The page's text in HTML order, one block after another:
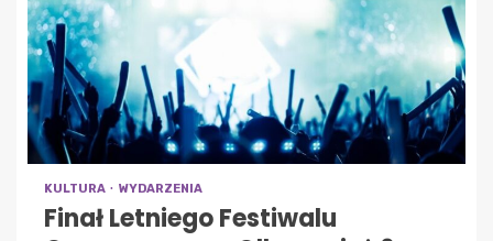
KULTURA WYDARZENIA
Finał Letniego Festiwalu